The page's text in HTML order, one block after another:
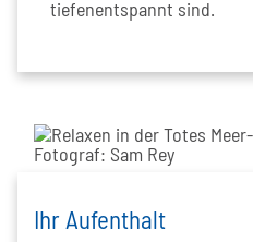
tiefenentspannt sind.
Ihr Aufenthalt